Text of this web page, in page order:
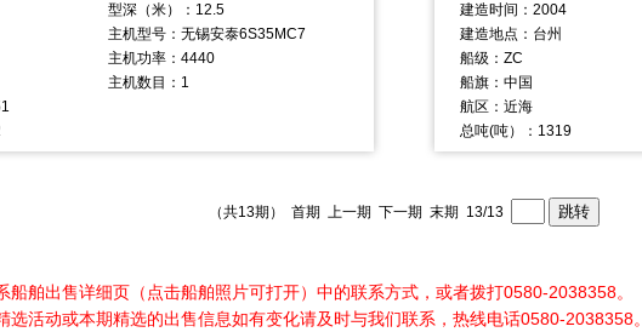
型深（米）：12.5
主机型号：无锡安泰6S35MC7
主机功率：4440
主机数目：1
建造时间：2004
建造地点：台州
船级：ZC
船旗：中国
航区：近海
总吨(吨）：1319
（共13期） 首期 上一期 下一期 末期 13/13
船舶出售详细页（点击船舶照片可打开）中的联系方式，或者拨打0580-2038358。
选活动或本期精选的出售信息如有变化请及时与我们联系，热线电话0580-2038358。